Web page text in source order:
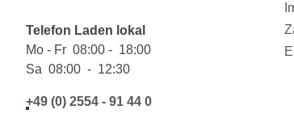
Telefon Laden lokal
Mo - Fr 08:00 - 18:00
Sa 08:00 - 12:30
+49 (0) 2554 - 91 44 0